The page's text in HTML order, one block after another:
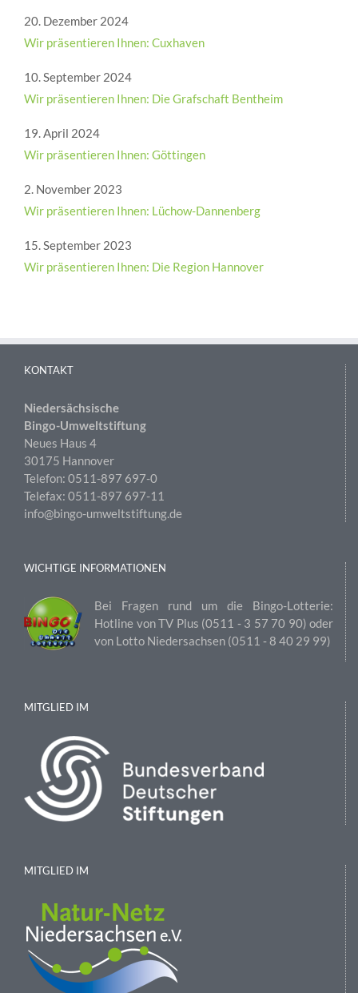
20. Dezember 2024
Wir präsentieren Ihnen: Cuxhaven
10. September 2024
Wir präsentieren Ihnen: Die Grafschaft Bentheim
19. April 2024
Wir präsentieren Ihnen: Göttingen
2. November 2023
Wir präsentieren Ihnen: Lüchow-Dannenberg
15. September 2023
Wir präsentieren Ihnen: Die Region Hannover
KONTAKT
Niedersächsische
Bingo-Umweltstiftung
Neues Haus 4
30175 Hannover
Telefon: 0511-897 697-0
Telefax: 0511-897 697-11
info@bingo-umweltstiftung.de
WICHTIGE INFORMATIONEN
Bei Fragen rund um die Bingo-Lotterie:
Hotline von TV Plus (0511 ‑ 3 57 70 90) oder
von Lotto Niedersachsen (0511 ‑ 8 40 29 99)
MITGLIED IM
MITGLIED IM